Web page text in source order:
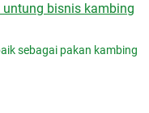
untung bisnis kambing
sebagai pakan kambing